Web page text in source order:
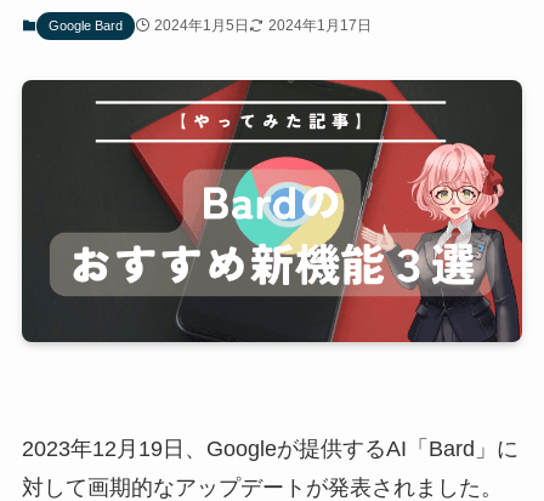
Google Bard 2024年1月5日 2024年1月17日
2023年12月19日、Googleが提供するAI「Bard」に
対して画期的なアップデートが発表されました。